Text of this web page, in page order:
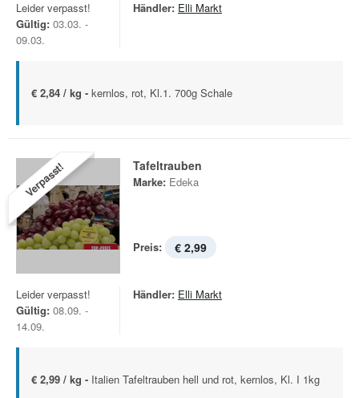
Leider verpasst!
Gültig: 03.03. -
09.03.
Händler: Elli Markt
€ 2,84 / kg - kernlos, rot, Kl.1. 700g Schale
Verpasst! Tafeltrauben
Marke: Edeka
Preis: € 2,99
Leider verpasst!
Gültig: 08.09. -
14.09.
Händler: Elli Markt
€ 2,99 / kg - Italien Tafeltrauben hell und rot, kernlos, Kl. I 1kg